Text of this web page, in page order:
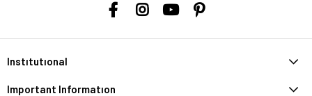
Instıtutıonal
Important Informatıon